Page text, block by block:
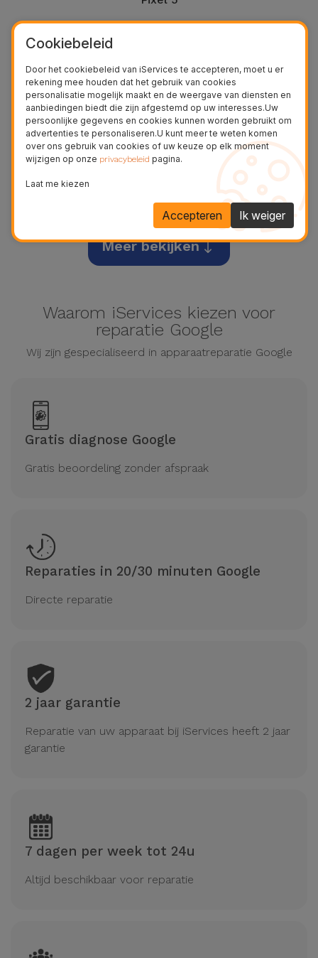
Meer bekijken
Waarom iServices kiezen voor
reparatie Google
Wij zijn gespecialiseerd in apparaatreparatie Google
Gratis diagnose Google
Gratis beoordeling zonder afspraak
Reparaties in 20/30 minuten Google
Directe reparatie
2 jaar garantie
Reparatie van uw apparaat bij iServices heeft 2 jaar
garantie
7 dagen per week tot 24u
Altijd beschikbaar voor reparatie
Cookiebeleid
Door het cookiebeleid van iServices te accepteren, moet u er
rekening mee houden dat het gebruik van cookies
personalisatie mogelijk maakt en de weergave van diensten en
aanbiedingen biedt die zijn afgestemd op uw interesses.Uw
persoonlijke gegevens en cookies kunnen worden gebruikt om
advertenties te personaliseren.U kunt meer te weten komen
over ons gebruik van cookies of uw keuze op elk moment
wijzigen op onze privacybeleid pagina.
Laat me kiezen
Ik weiger
Accepteren